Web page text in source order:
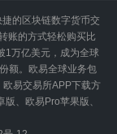
的区块链数字货币交
账的方式轻松购买比
1万亿美元，成为全球
额。欧易全球业务包
易交易所APP下载方
、欧易Pro苹果版、